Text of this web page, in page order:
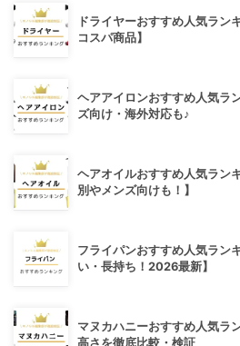
ドライヤーおすすめ人気ラン
コスパ商品】
ヘアアイロンおすすめ人気ラ
ズ向け・海外対応も♪
ヘアオイルおすすめ人気ラン
別やメンズ向けも！】
フライパンおすすめ人気ラン
い・長持ち！2026最新】
マヌカハニーおすすめ人気ラ
高さを徹底比較・検証